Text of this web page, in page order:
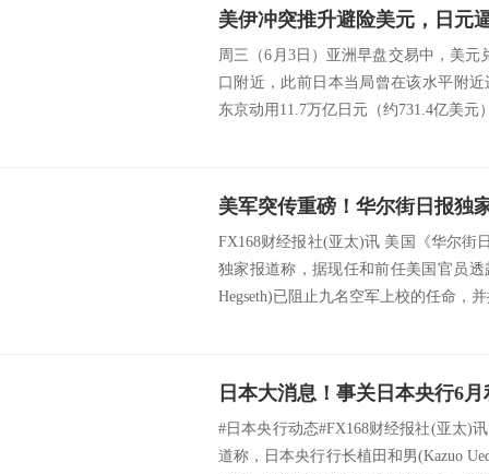
周三（6月3日）亚洲早盘交易中，美元
口附近，此前日本当局曾在该水平附
东京动用11.7万亿日元（约731.4亿美元
FX168财经报社(亚太)讯 美国《华尔街
独家报道称，据现任和前任美国官员
Hegseth)已阻止九名空军上校的任命，
#日本央行动态#FX168财经报社(亚太)
道称，日本央行行长植田和男(Kazuo